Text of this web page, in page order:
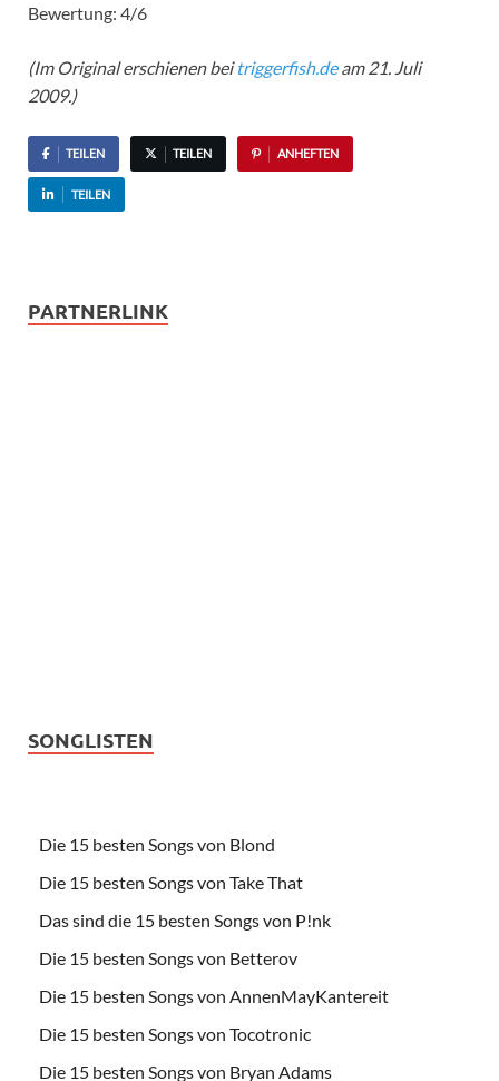
Bewertung: 4/6
(Im Original erschienen beitriggerfish.deam 21. Juli
2009.)
TEILEN TEILEN ANHEFTEN
TEILEN
PARTNERLINK
SONGLISTEN
Die 15 besten Songs von Blond
Die 15 besten Songs von Take That
Das sind die 15 besten Songs von P!nk
Die 15 besten Songs von Betterov
Die 15 besten Songs von AnnenMayKantereit
Die 15 besten Songs von Tocotronic
Die 15 besten Songs von Bryan Adams